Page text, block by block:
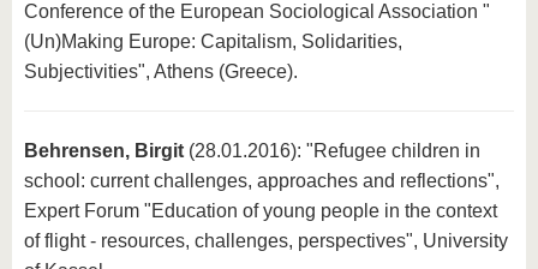
Conference of the European Sociological Association "
(Un)Making Europe: Capitalism, Solidarities,
Subjectivities", Athens (Greece).
Behrensen, Birgit (28.01.2016): "Refugee children in
school: current challenges, approaches and reflections",
Expert Forum "Education of young people in the context
of flight - resources, challenges, perspectives", University